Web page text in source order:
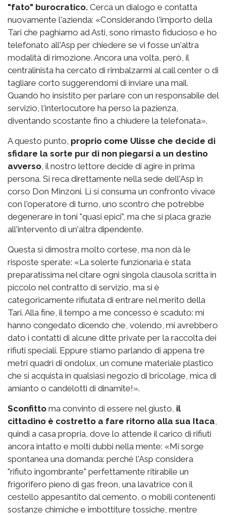
"fato" burocratico. Cerca un dialogo e contatta
nuovamente l'azienda: «Considerando l'importo della
Tari che paghiamo ad Asti, sono rimasto fiducioso e ho
telefonato all'Asp per chiedere se vi fosse un'altra
modalità di rimozione. Ancora una volta, però, il
centralinista ha cercato di rimbalzarmi al call center o di
tagliare corto suggerendomi di inviare una mail.
Quando ho insistito per parlare con un responsabile del
servizio, l'interlocutore ha perso la pazienza,
diventando scostante fino a chiudere la telefonata».
A questo punto, proprio come Ulisse che decide di
sfidare la sorte pur di non piegarsi a un destino
avverso , il nostro lettore decide di agire in prima
persona. Si reca direttamente nella sede dell'Asp in
corso Don Minzoni. Lì si consuma un confronto vivace
con l'operatore di turno, uno scontro che potrebbe
degenerare in toni "quasi epici", ma che si placa grazie
all'intervento di un'altra dipendente.
Questa si dimostra molto cortese, ma non dà le
risposte sperate: «La solerte funzionaria è stata
preparatissima nel citare ogni singola clausola scritta in
piccolo nel contratto di servizio, ma si è
categoricamente rifiutata di entrare nel merito della
Tari. Alla fine, il tempo a me concesso è scaduto: mi
hanno congedato dicendo che, volendo, mi avrebbero
dato i contatti di alcune ditte private per la raccolta dei
rifiuti speciali. Eppure stiamo parlando di appena tre
metri quadri di ondolux, un comune materiale plastico
che si acquista in qualsiasi negozio di bricolage, mica di
amianto o candelotti di dinamite!».
Sconfitto ma convinto di essere nel giusto, il
cittadino è costretto a fare ritorno alla sua Itaca
quindi a casa propria, dove lo attende il carico di rifiuti
ancora intatto e molti dubbi nella mente: «Mi sorge
spontanea una domanda: perché l'Asp considera
"rifiuto ingombrante" perfettamente ritirabile un
frigorifero pieno di gas freon, una lavatrice con il
cestello appesantito dal cemento, o mobili contenenti
sostanze chimiche e imbottiture tossiche, mentre